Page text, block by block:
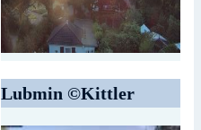
Lubmin ©Kittler